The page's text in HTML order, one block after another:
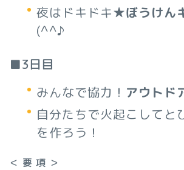
夜はドキドキ★ぼうけん
(^^♪
■3日目
みんなで協力！ アウトド
自分たちで火起こしてと
を作ろう！
＜ 要 項 ＞